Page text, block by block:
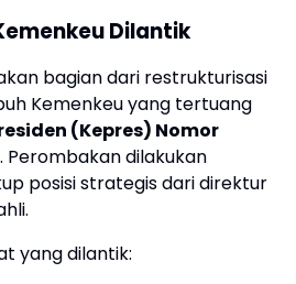
Dilantik
bagian dari restrukturisasi
Kemenkeu yang tertuang
(Kepres) Nomor
. Perombakan dilakukan
posisi strategis dari direktur
yang dilantik: